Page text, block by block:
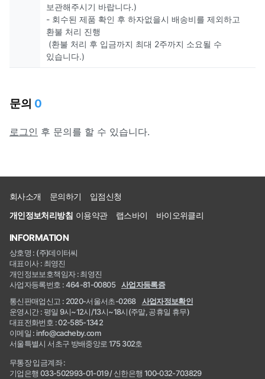
보관해주시기 바랍니다.)
- 회수된 제품 확인 후 하자없을시 배송비를 제외하고
환불 처리 진행
(환불 처리 후 입금까지 최대 2주까지 소요될 수
있습니다.)
문의 0
로그인 후 문의를 할 수 있습니다.
회사소개 문의하기
입점신청
개인정보처리방침 이용약관 랩스바이 바이오위클리
INFORMATION
상호명 : (주)데이터씨
대표이사 : 최영진
개인정보보호책임자 : 최영진
사업자등록번호 : 464-81-00805
사업자등록증
통신판매업신고 : 2020-서울서초-0268
사업자정보확인
운영시간 : 평일 9시~12시/13시~18시(주말, 공휴일 휴무)
대표전화번호 : 02-585-1342
이메일 : info@cacheby.com
서울특별시 서초구 방배중앙로 175 302호
무통장 입금계좌 :
기업은행 033-502993-01-019 / 신한은행 100-032-703829